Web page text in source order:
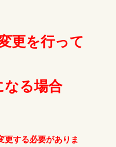
更を行って
なる場合
更する必要がありま